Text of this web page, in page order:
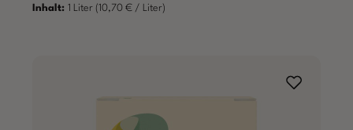
Inhalt: 1 Liter (10,70 € / Liter)